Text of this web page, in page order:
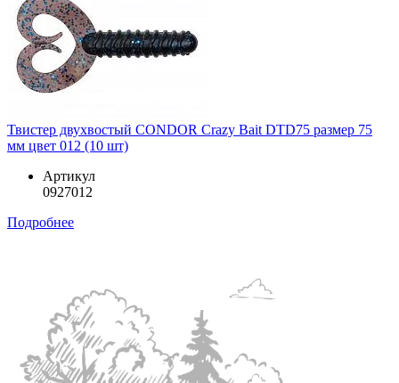
Твистер двухвостый CONDOR Crazy Bait DTD75 размер 75
мм цвет 012 (10 шт)
Артикул
0927012
Подробнее